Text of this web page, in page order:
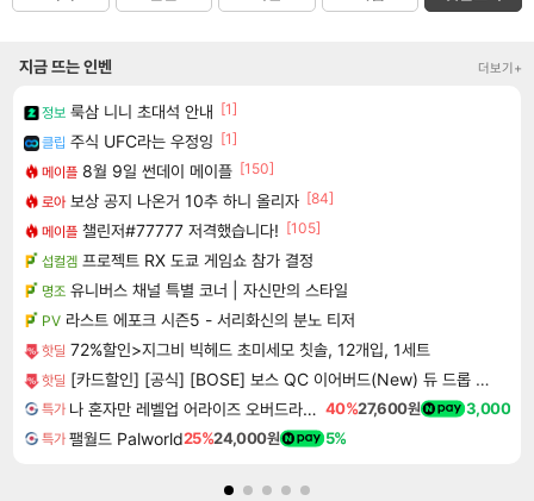
지금 뜨는 인벤 더보기+
정보 룩삼 니니 초대석 안내 [1]
클립 주식 UFC라는 우정잉 [1]
메이플 8월 9일 썬데이 메이플 [150]
로아 보상 공지 나온거 10추 하니 올리자 [84]
메이플 챌린저#77777 저격했습니다! [105]
섭컬겜 프로젝트 RX 도쿄 게임쇼 참가 결정
명조 유니버스 채널 특별 코너 | 자신만의 스타일
PV 라스트 에포크 시즌5 - 서리화신의 분노 티저
핫딜 72%할인>지그비 빅헤드 초미세모 칫솔, 12개입, 1세트
핫딜 [카드할인] [공식] [BOSE] 보스 QC 이어버드(New) 듀 드롭 민트
특가 나 혼자만 레벨업 어라이즈 오버드라이브 Solo Leveling Arise 40%27,600원 3,000
특가 팰월드 Palworld25%24,000원 5%